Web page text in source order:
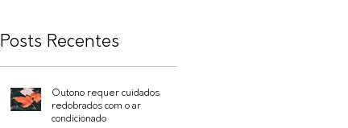
Posts Recentes
Outono requer cuidados
redobrados com o ar
condicionado